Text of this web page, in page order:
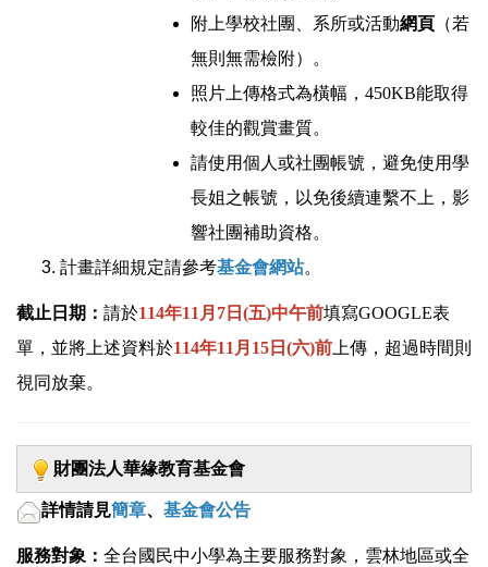
附上學校社團、系所或活動網頁 （若
無則無需檢附）。
照片上傳格式為橫幅，450KB能取得
較佳的觀賞畫質。
請使用個人或社團帳號，避免使用學
長姐之帳號，以免後續連繫不上，影
響社團補助資格。
計畫詳細規定請參考基金會網站。
截止日期： 請於114年11月7日(五)中午前填寫GOOGLE表
單，並將上述資料於114年11月15日(六)前 上傳，超過時間則
視同放棄。
財團法人華緣教育基金會
詳情請見簡章、 基金會公告
服務對象： 全台國民中小學為主要服務對象，雲林地區或全